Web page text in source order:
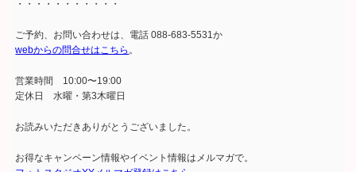
・・・・・・・・・・・
ご予約、お問い合わせは、電話 088-683-5531か
webからの問合せはこちら 。
営業時間 10:00〜19:00
定休日 水曜・第3木曜日
お読みいただきありがとうございました。
お得なキャンペーン情報やイベント情報はメルマガで。